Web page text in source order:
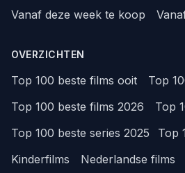
Vanaf deze week te koop
OVERZICHTEN
Top 100 beste films ooit
Top
Top 100 beste films 2026
Top
Top 100 beste series 2025
Top
Kinderfilms
Nederlandse films